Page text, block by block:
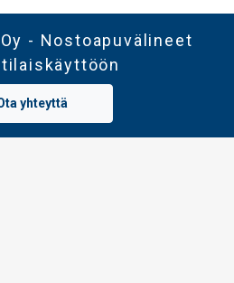
- Nostoapuvälineet
yhteyttä